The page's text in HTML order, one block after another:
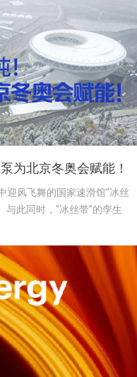
为北京冬奥会赋能！
迎风飞舞的国家速滑馆“冰丝
与此同时，“冰丝带”的孪生